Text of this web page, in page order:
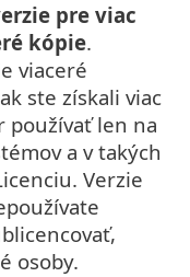
pre viac
kópie.
viaceré
ste získali viac
používať len na
a v takých
Verzie
osoby.